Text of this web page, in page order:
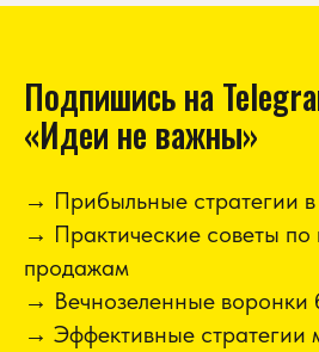
Подпишись на
«Идеи не важны»
→ Прибыльные стратегии
→ Практические советы
продажам
→ Вечнозеленные воронки
→ Эффективные стратегии